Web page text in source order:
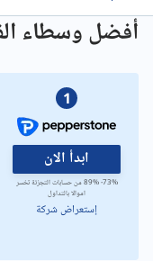
تحليل فني/سعر الدولار
تحليل فني/سعر الدولار
تحليل فني/سعر الدولار
أفضل وسطاء
1
ابدأ الان
73%- 89% من حسابات التجزئة تخسر
اموالا بالتداول
إستعراض شركة